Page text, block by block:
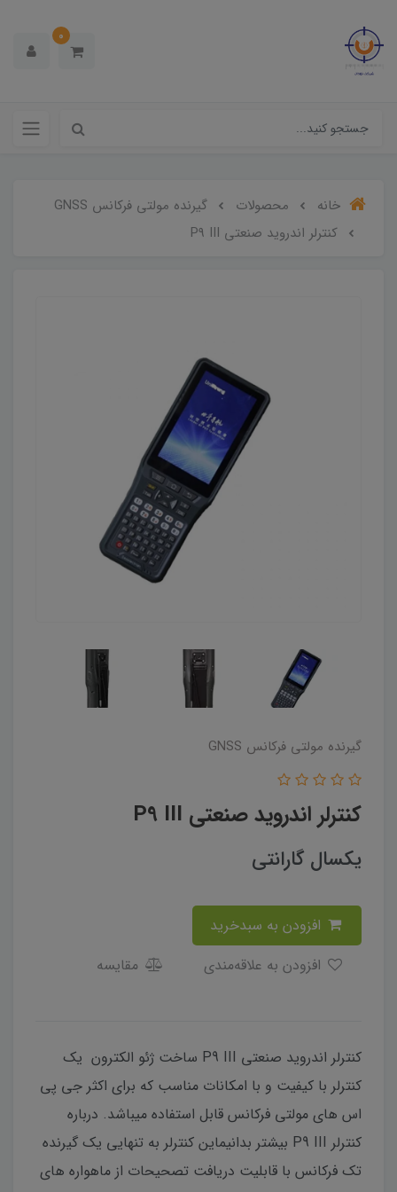
0
خانه محصولات
گیرنده مولتی فرکانس GNSS
کنترلر اندروید صنعتی P9 III
گیرنده مولتی فرکانس GNSS
کنترلر اندروید صنعتی P9 III
یکسال گارانتی
مقایسه
کنترلر اندروید صنعتی P9 III ساخت ژئو الکترون یک
کنترلر با کیفیت و با امکانات مناسب که برای اکثر جی پی
اس های مولتی فرکانس قابل استفاده میباشد. درباره
کنترلر P9 III بیشتر بدانیماین کنترلر به تنهایی یک گیرنده
تک فرکانس با قابلیت دریافت تصحیحات از ماهواره های